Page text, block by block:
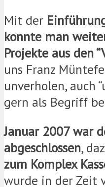
Mit der
konnte man
Projekte aus den
uns Franz
unverholen, auch
gern als Begriff
Januar 2007 war
abgeschlossen,
zum Komplex
wurde in der Zeit